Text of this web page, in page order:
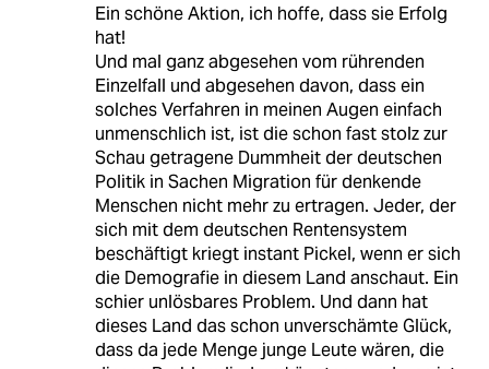
Ein schöne Aktion, ich hoffe, dass sie Erfolg
hat!
Und mal ganz abgesehen vom rührenden
Einzelfall und abgesehen davon, dass ein
solches Verfahren in meinen Augen einfach
unmenschlich ist, ist die schon fast stolz zur
Schau getragene Dummheit der deutschen
Politik in Sachen Migration für denkende
Menschen nicht mehr zu ertragen. Jeder, der
sich mit dem deutschen Rentensystem
beschäftigt kriegt instant Pickel, wenn er sich
die Demografie in diesem Land anschaut. Ein
schier unlösbares Problem. Und dann hat
dieses Land das schon unverschämte Glück,
dass da jede Menge junge Leute wären, die